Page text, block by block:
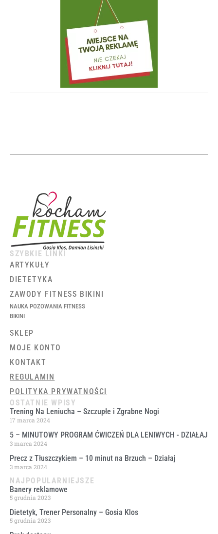
SZYBKIE LINKI
ARTYKUŁY
DIETETYKA
ZAWODY FITNESS BIKINI
NAUKA POZOWANIA FITNESS
BIKINI
SKLEP
MOJE KONTO
KONTAKT
REGULAMIN
POLITYKA PRYWATNOŚCI
OSTATNIE WPISY
Trening Na Leniucha – Szczupłe i Zgrabne Nogi
17 marca 2024
5 – MINUTOWY PROGRAM ĆWICZEŃ DLA LENIWYCH ​- DZIAŁAJ
3 marca 2024
Precz z Tłuszczykiem – 10 minut na Brzuch – Działaj
3 marca 2024
NAJPOPULARNIEJSZE
Banery reklamowe
5 grudnia 2023
Dietetyk, Trener Personalny – Gosia Klos
5 grudnia 2023